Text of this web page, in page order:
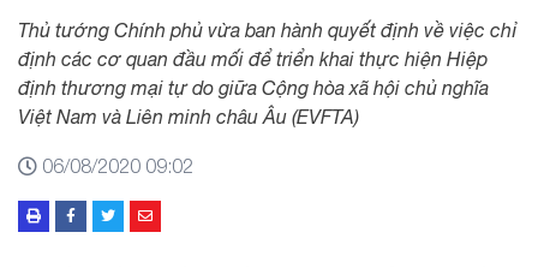
Thủ tướng Chính phủ vừa ban hành quyết định về việc chỉ
định các cơ quan đầu mối để triển khai thực hiện Hiệp
định thương mại tự do giữa Cộng hòa xã hội chủ nghĩa
Việt Nam và Liên minh châu Âu (EVFTA)
06/08/2020 09:02